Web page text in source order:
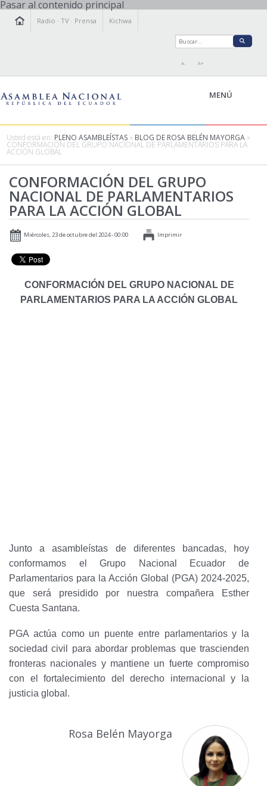
Pasar al contenido principal
Radio ·TV · Prensa Kichwa
A- A+
MENÚ
LEGISLAMOS
FISCALIZAMOS
TRANSPARENCIA
PRENSA
PARTICIPACIÓN
AGENDA
Usted está en: PLENO ASAMBLEÍSTAS » BLOG DE ROSA BELÉN MAYORGA »
CONFORMACIÓN DEL GRUPO NACIONAL DE PARLAMENTARIOS PARA LA
ACCIÓN GLOBAL
CONFORMACIÓN DEL GRUPO
NACIONAL DE PARLAMENTARIOS
PARA LA ACCIÓN GLOBAL
Miércoles, 23 de octubre del 2024 - 00:00 Imprimir
CONFORMACIÓN DEL GRUPO NACIONAL DE
PARLAMENTARIOS PARA LA ACCIÓN GLOBAL
Junto a asambleístas de diferentes bancadas, hoy
conformamos el Grupo Nacional Ecuador de
Parlamentarios para la Acción Global (PGA) 2024-2025,
que será presidido por nuestra compañera Esther
Cuesta Santana.
PGA actúa como un puente entre parlamentarios y la
sociedad civil para abordar problemas que trascienden
fronteras nacionales y mantiene un fuerte compromiso
con el fortalecimiento del derecho internacional y la
justicia global.
Rosa Belén Mayorga